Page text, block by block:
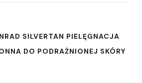
SILVERTAN PIELĘGNACJA
DO PODRAŻNIONEJ SKÓRY